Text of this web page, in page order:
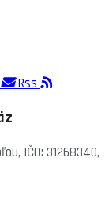
Rss
IČO: 31268340,